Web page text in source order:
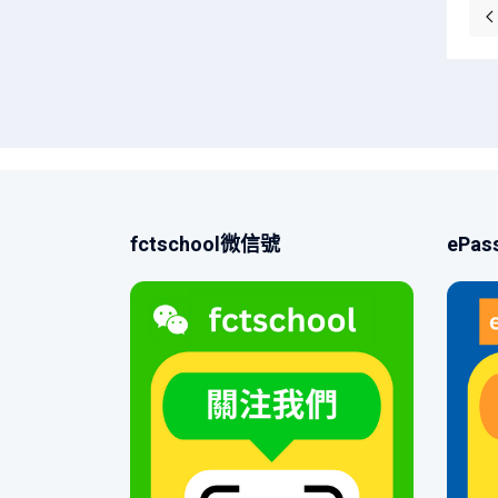
fctschool微信號